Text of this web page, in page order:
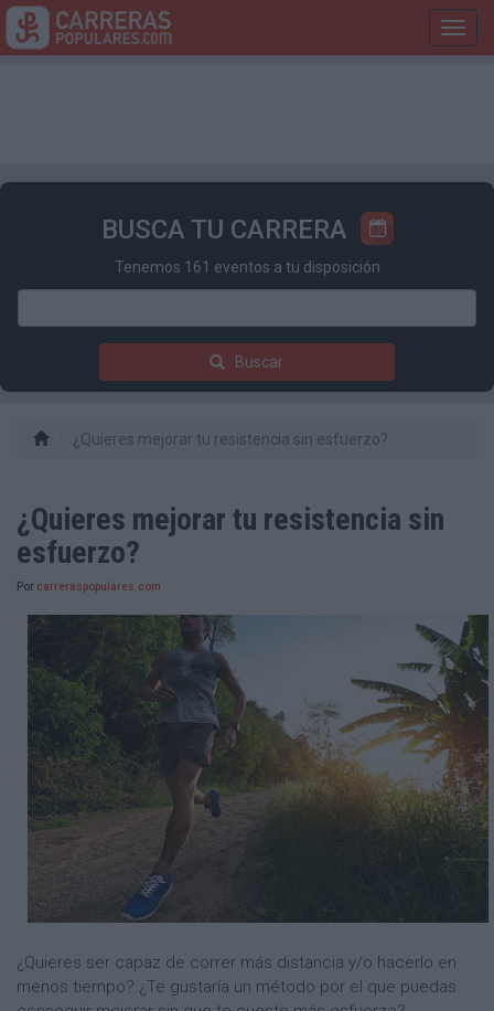
BUSCA TU CARRERA
Tenemos 161 eventos a tu disposición
Buscar
¿Quieres mejorar tu resistencia sin esfuerzo?
¿Quieres mejorar tu resistencia sin
esfuerzo?
Por carreraspopulares.com
¿Quieres ser capaz de correr más distancia y/o hacerlo en
menos tiempo? ¿Te gustaría un método por el que puedas